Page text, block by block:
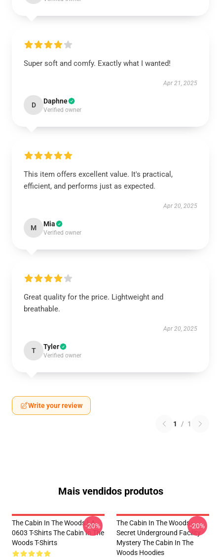
Super soft and comfy. Exactly what I wanted!
Apr 21, 2025
D Daphne
Verified owner
This item offers excellent value. It's practical,
efficient, and performs just as expected.
Apr 20, 2025
M Mia
Verified owner
Great quality for the price. Lightweight and
breathable.
Apr 20, 2025
T Tyler
Verified owner
Write your review
1 / 1
Mais vendidos produtos
The Cabin In The Woods LA
0603 T-Shirts The Cabin In The
Woods T-Shirts
-20%
The Cabin In The Woods -
Secret Underground Facility
Mystery The Cabin In The
Woods Hoodies
-20%